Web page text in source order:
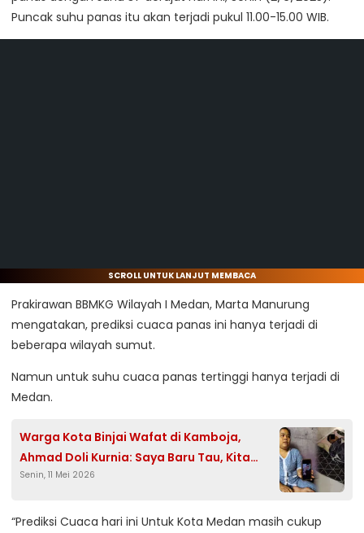
Puncak suhu panas itu akan terjadi pukul 11.00-15.00 WIB.
SCROLL UNTUK LANJUT MEMBACA
Prakirawan BBMKG Wilayah I Medan, Marta Manurung
mengatakan, prediksi cuaca panas ini hanya terjadi di
beberapa wilayah sumut.
Namun untuk suhu cuaca panas tertinggi hanya terjadi di
Medan.
Warga Kota Binjai Wafat di Kamboja,
Ahmad Doli Kurnia: Saya Baru Tau, Kita
Bantu Lah
Senin, 11 Mei 2026
“Prediksi Cuaca hari ini Untuk Kota Medan masih cukup